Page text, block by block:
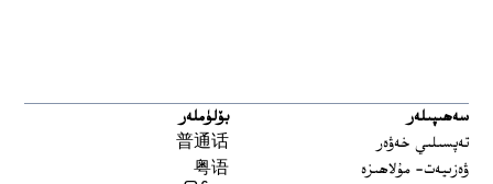
سەھىپىلەر
تەپسىلىي خەۋەر
ۋەزىيەت- مۇلاھىزە
بۆلۈملەر
普通话
粤语